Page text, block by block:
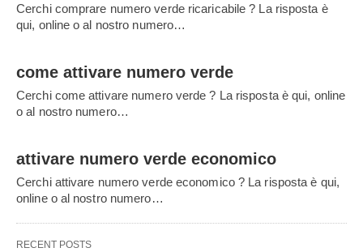
Cerchi comprare numero verde ricaricabile ? La risposta è
qui, online o al nostro numero…
come attivare numero verde
Cerchi come attivare numero verde ? La risposta è qui, online
o al nostro numero…
attivare numero verde economico
Cerchi attivare numero verde economico ? La risposta è qui,
online o al nostro numero…
RECENT POSTS